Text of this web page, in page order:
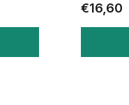
€16,60